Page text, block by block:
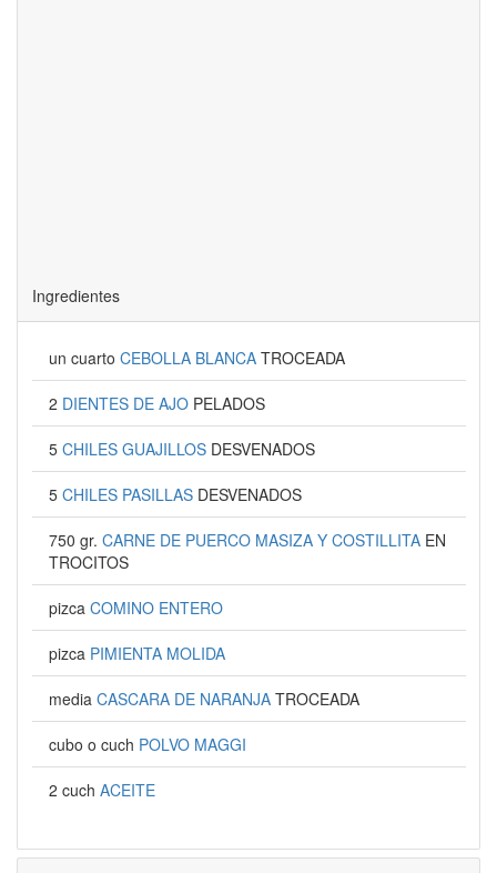
Ingredientes
un cuarto CEBOLLA BLANCA TROCEADA
2 DIENTES DE AJO PELADOS
5 CHILES GUAJILLOS DESVENADOS
5 CHILES PASILLAS DESVENADOS
750 gr. CARNE DE PUERCO MASIZA Y COSTILLITA EN
TROCITOS
pizca COMINO ENTERO
pizca PIMIENTA MOLIDA
media CASCARA DE NARANJA TROCEADA
cubo o cuch POLVO MAGGI
2 cuch ACEITE